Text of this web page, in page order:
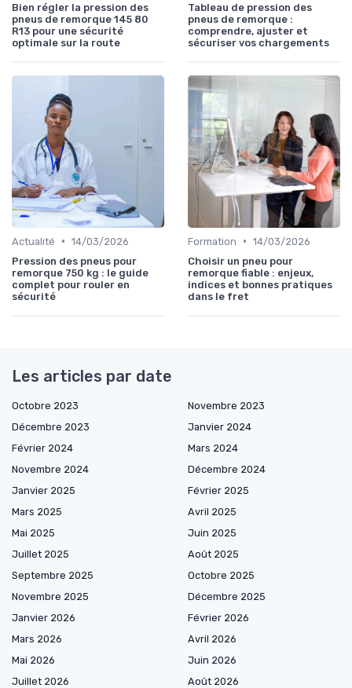
Bien régler la pression des
pneus de remorque 145 80
R13 pour une sécurité
optimale sur la route
Tableau de pression des
pneus de remorque :
comprendre, ajuster et
sécuriser vos chargements
Actualité • 14/03/2026
Pression des pneus pour
remorque 750 kg : le guide
complet pour rouler en
sécurité
Formation • 14/03/2026
Choisir un pneu pour
remorque fiable : enjeux,
indices et bonnes pratiques
dans le fret
Les articles par date
Octobre 2023
Novembre 2023
Décembre 2023
Janvier 2024
Février 2024
Mars 2024
Novembre 2024
Décembre 2024
Janvier 2025
Février 2025
Mars 2025
Avril 2025
Mai 2025
Juin 2025
Juillet 2025
Août 2025
Septembre 2025
Octobre 2025
Novembre 2025
Décembre 2025
Janvier 2026
Février 2026
Mars 2026
Avril 2026
Mai 2026
Juin 2026
Juillet 2026
Août 2026